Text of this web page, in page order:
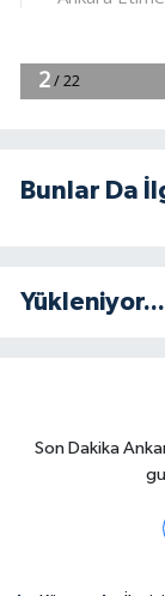
Bunlar Da
Yükleniyor...
Son Dakika